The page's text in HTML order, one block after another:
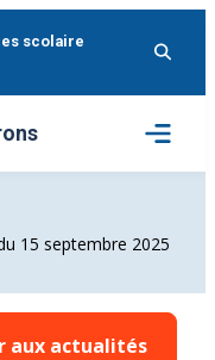
scolaire
Ouvrir
le
menu
15 septembre 2025
aux actualités